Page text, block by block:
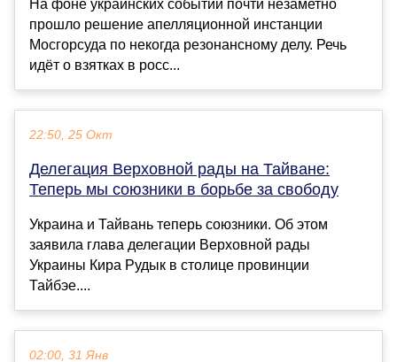
На фоне украинских событий почти незаметно
прошло решение апелляционной инстанции
Мосгорсуда по некогда резонансному делу. Речь
идёт о взятках в росс...
22:50, 25 Окт
Делегация Верховной рады на Тайване:
Теперь мы союзники в борьбе за свободу
Украина и Тайвань теперь союзники. Об этом
заявила глава делегации Верховной рады
Украины Кира Рудык в столице провинции
Тайбэе....
02:00, 31 Янв